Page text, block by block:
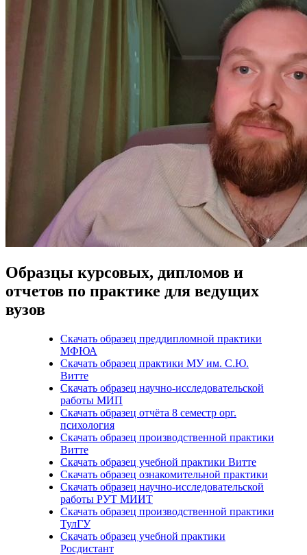
Образцы курсовых, дипломов и
отчетов по практике для ведущих
вузов
Скачать образец преддипломной практики
МФЮА
Скачать образец практики МУ им. С.Ю.
Витте
Скачать образец научно-исследовательской
работы МИП
Скачать образец отчёта 8 семестр орг.
психология
Скачать образец производственной практики
Витте
Скачать образец учебной практики Витте
Скачать образец ознакомительной практики
Скачать образец научно-исследовательской
работы РУТ МИИТ
Скачать образец производственной практики
ТулГУ
Скачать образец учебной практики
Росдистант